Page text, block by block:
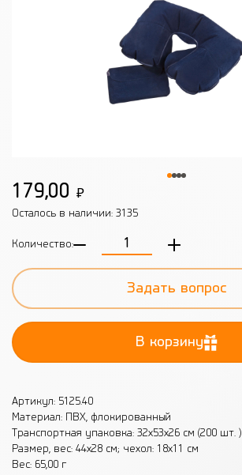
179,00 ₽
Осталось в наличии: 3135
Количество:
Задать вопрос
В корзину
Артикул: 5125.40
Материал: ПВХ, флокированный
Транспортная упаковка: 32x53x26 см (200 шт. )
Размер, вес: 44х28 см; чехол: 18х11 см
Вес: 65,00 г